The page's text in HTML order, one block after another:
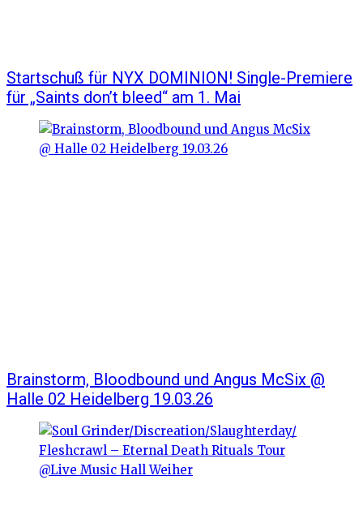
Startschuß für NYX DOMINION! Single-Premiere
für „Saints don’t bleed“ am 1. Mai
Brainstorm, Bloodbound und Angus McSix @
Halle 02 Heidelberg 19.03.26